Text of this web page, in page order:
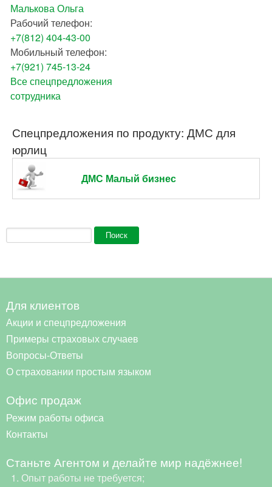
Малькова Ольга
Рабочий телефон:
+7(812) 404-43-00
Мобильный телефон:
+7(921) 745-13-24
Все спецпредложения
сотрудника
Спецпредложения по продукту: ДМС для
юрлиц
ДМС Малый бизнес
Форма поиска
Поиск
Для клиентов
Акции и спецпредложения
Примеры страховых случаев
Вопросы-Ответы
О страховании простым языком
Офис продаж
Режим работы офиса
Контакты
Станьте Агентом и делайте мир надёжнее!
Опыт работы не требуется;